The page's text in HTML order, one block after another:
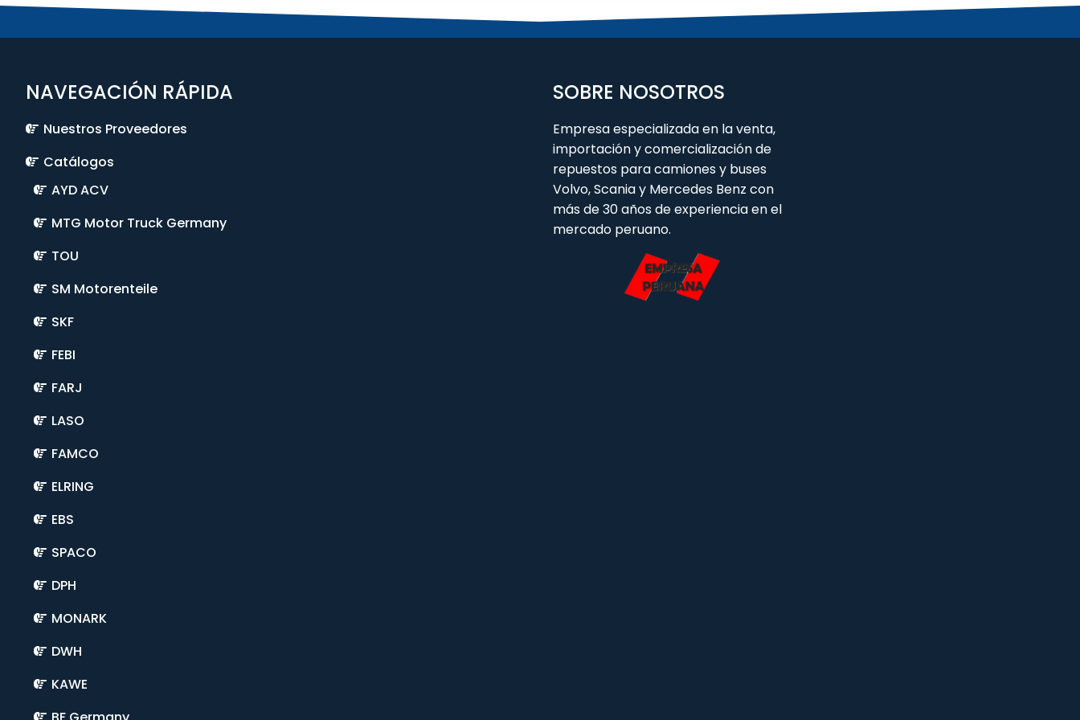
NAVEGACIÓN RÁPIDA
Nuestros Proveedores
Catálogos
AYD ACV
MTG Motor Truck Germany
TOU
SM Motorenteile
SKF
FEBI
FARJ
LASO
FAMCO
ELRING
EBS
SPACO
DPH
MONARK
DWH
KAWE
SOBRE NOSOTROS
Empresa especializada en la venta,
importación y comercialización de
repuestos para camiones y buses
Volvo, Scania y Mercedes Benz con
más de 30 años de experiencia en el
mercado peruano.